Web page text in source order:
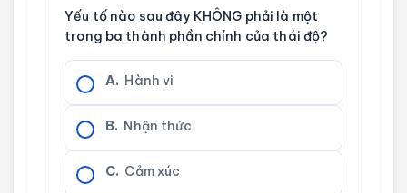
Yếu tố nào sau đây KHÔNG phải là một
trong ba thành phần chính của thái độ?
A. Hành vi
B. Nhận thức
C. Cảm xúc